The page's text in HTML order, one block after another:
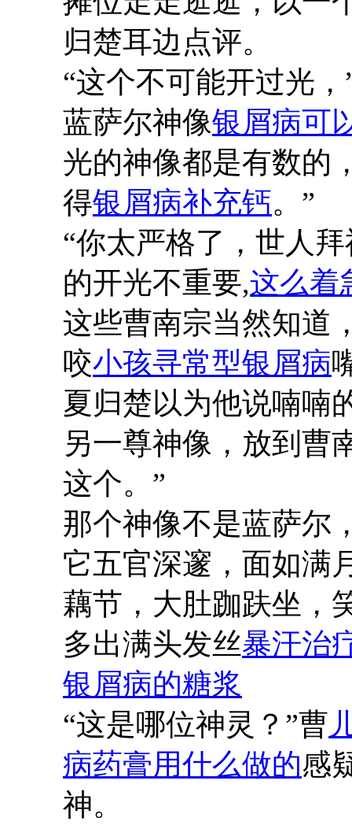
归楚耳边点评。
“这个不可能开过光
蓝萨尔神像银屑病可
光的神像都是有数的
得银屑病补充钙。”
“你太严格了，世人
的开光不重要,这么着
这些曹南宗当然知道
咬小孩寻常型银屑病
夏归楚以为他说喃喃
另一尊神像，放到曹
这个。”
那个神像不是蓝萨尔
它五官深邃，面如满
藕节，大肚跏趺坐，
多出满头发丝暴汗治
银屑病的糖浆
“这是哪位神灵？”曹
病药膏用什么做的感
神。